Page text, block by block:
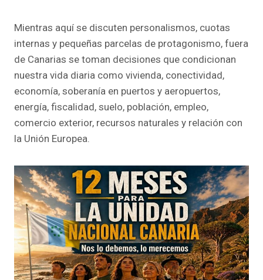
Mientras aquí se discuten personalismos, cuotas
internas y pequeñas parcelas de protagonismo, fuera
de Canarias se toman decisiones que condicionan
nuestra vida diaria como vivienda, conectividad,
economía, soberanía en puertos y aeropuertos,
energía, fiscalidad, suelo, población, empleo,
comercio exterior, recursos naturales y relación con
la Unión Europea.